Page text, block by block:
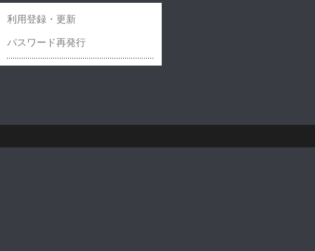
利用登録・更新
パスワード再発行